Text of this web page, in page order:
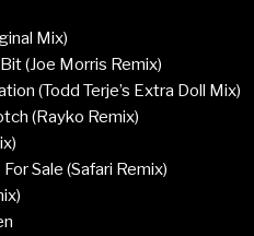
Mix)
(Joe Morris Remix)
(Todd Terje’s Extra Doll Mix)
(Rayko Remix)
Sale (Safari Remix)